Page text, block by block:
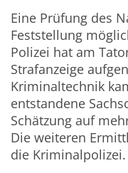
Eine Prüfung des
Feststellung
Polizei hat am
Strafanzeige
Kriminaltechnik
entstandene
Schätzung auf
Die weiteren
die Kriminalpolizei.